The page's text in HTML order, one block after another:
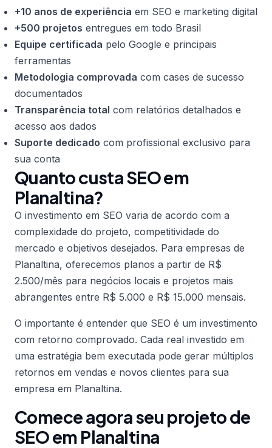
+10 anos de experiência em SEO e marketing digital
+500 projetos entregues em todo Brasil
Equipe certificada pelo Google e principais
ferramentas
Metodologia comprovada com cases de sucesso
documentados
Transparência total com relatórios detalhados e
acesso aos dados
Suporte dedicado com profissional exclusivo para
sua conta
Quanto custa SEO em
Planaltina?
O investimento em SEO varia de acordo com a
complexidade do projeto, competitividade do
mercado e objetivos desejados. Para empresas de
Planaltina, oferecemos planos a partir de R$
2.500/mês para negócios locais e projetos mais
abrangentes entre R$ 5.000 e R$ 15.000 mensais.
O importante é entender que SEO é um investimento
com retorno comprovado. Cada real investido em
uma estratégia bem executada pode gerar múltiplos
retornos em vendas e novos clientes para sua
empresa em Planaltina.
Comece agora seu projeto de
SEO em Planaltina